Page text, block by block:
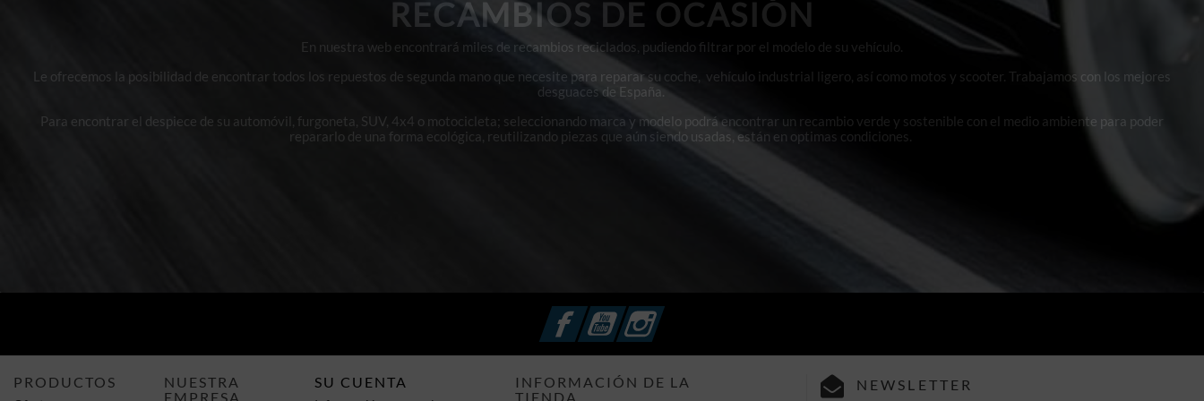
RECAMBIOS DE OCASIÓN
En nuestra web encontrará miles de recambios reciclados, pudiendo filtrar por el modelo de su vehículo.
Le ofrecemos la posibilidad de encontrar todos los repuestos de segunda mano que necesite para reparar su coche, vehículo industrial ligero, así como motos y scooter. Trabajamos con los mejores
desguaces de España.
Para encontrar el despiece de su automóvil, furgoneta, SUV, 4x4 o motocicleta; seleccionando marca y modelo podrá encontrar un recambio verde y sostenible con el medio ambiente para poder
repararlo de una forma ecológica, reutilizando piezas que aún siendo usadas, están en optimas condiciones.
FacebookYouTubeInstagram
PRODUCTOS
NUESTRA
EMPRESA
SU CUENTA
INFORMACIÓN DE LA
TIENDA
NEWSLETTER